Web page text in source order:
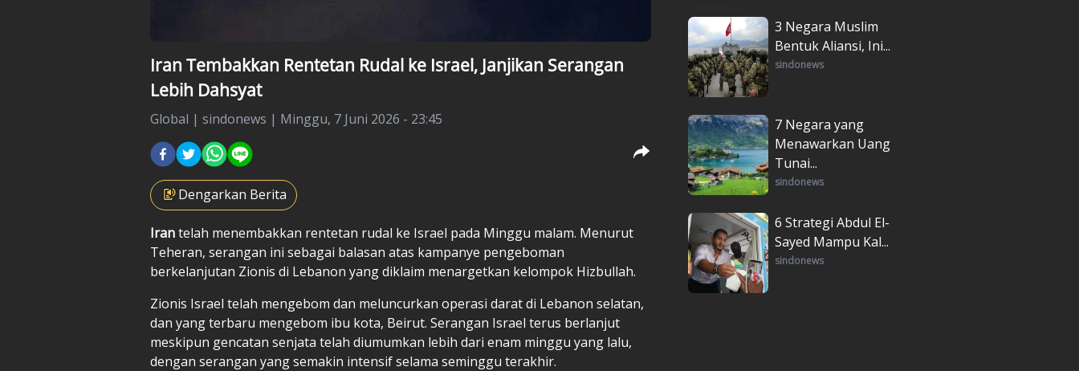
Iran Tembakkan Rentetan Rudal ke Israel, Janjikan Serangan
Lebih Dahsyat
Global | sindonews | Minggu, 7 Juni 2026 - 23:45
Dengarkan Berita
Irantelah menembakkan rentetan rudal ke Israel pada Minggu malam. Menurut
Teheran, serangan ini sebagai balasan atas kampanye pengeboman
berkelanjutan Zionis di Lebanon yang diklaim menargetkan kelompok Hizbullah.
Zionis Israel telah mengebom dan meluncurkan operasi darat di Lebanon selatan,
dan yang terbaru mengebom ibu kota, Beirut. Serangan Israel terus berlanjut
meskipun gencatan senjata telah diumumkan lebih dari enam minggu yang lalu,
dengan serangan yang semakin intensif selama seminggu terakhir.
3 Negara Muslim
Bentuk Aliansi, Ini...
sindonews
7 Negara yang
Menawarkan Uang
Tunai...
sindonews
6 Strategi Abdul El-
Sayed Mampu Kal...
sindonews